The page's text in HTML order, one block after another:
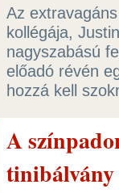
Az
kollégája,
nagyszabású
előadó révén
hozzá kell
A
tinibálvány